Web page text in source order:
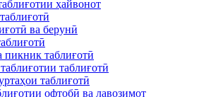
ҳайвонот
ва берунӣ
таблиғотӣ
таблиғотӣ
таблиғотӣ
офтобӣ ва лавозимот